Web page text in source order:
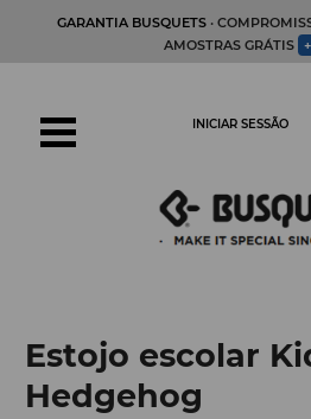
GARANTIA BUSQUETS·
AMOSTRAS GRÁTIS
INICIAR SESSÃO
Estojo escolar
Hedgehog